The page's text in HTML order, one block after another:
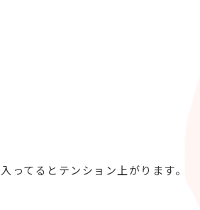
ってるとテンション上がります。